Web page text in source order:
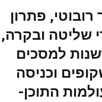
פתרון
שליטה ובקרה,
למסכים
וכניסה
התוכן-